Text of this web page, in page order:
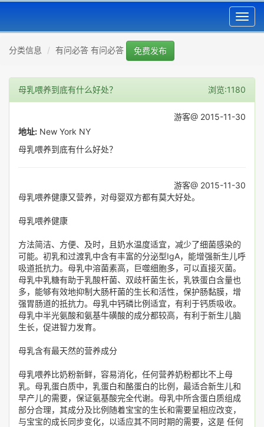
分类信息 有问必答 有问必答 免费发布
母乳喂养到底有什么好处？ 浏览:1180
游客@ 2015-11-30
地址: New York NY
母乳喂养到底有什么好处？
游客@ 2015-11-30
母乳喂养健康又营养，对母婴双方都有莫大好处。
母乳喂养健康
方法简洁、方便、及时，且奶水温度适宜，减少了细菌感染的
可能。初乳和过渡乳中含有丰富的分泌型IgA，能增强新生儿呼
吸道抵抗力。母乳中溶菌素高，巨噬细胞多，可以直接灭菌。
母乳中乳糖有助于乳酸杆菌、双歧杆菌生长，乳铁蛋白含量也
多，能够有效地抑制大肠杆菌的生长和活性，保护肠黏膜，增
强胃肠道的抵抗力。母乳中钙磷比例适宜，有利于钙质吸收。
母乳中半光氨酸和氨基牛磺酸的成分都较高，有利于新生儿脑
生长，促进智力发育。
母乳含有最天然的营养成分
母乳喂养比奶粉新鲜，容易消化，任何营养奶粉都比不上母
乳。母乳蛋白质中，乳蛋白和酪蛋白的比例，最适合新生儿和
早产儿的需要，保证氨基酸完全代谢。母乳中所含蛋白质组成
部分合理，其成分及比例随着宝宝的生长和需要呈相应改变，
与宝宝的成长同步变化，以适应其不同时期的需要，这是 任何